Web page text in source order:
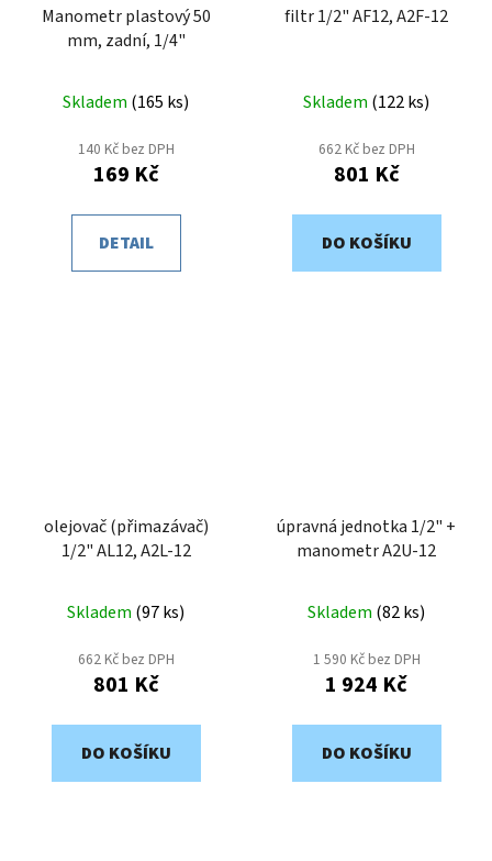
Manometr plastový 50
mm, zadní, 1/4"
Skladem (165 ks)
140 Kč bez DPH
169 Kč
DETAIL
filtr 1/2" AF12, A2F-12
Skladem (122 ks)
662 Kč bez DPH
801 Kč
DO KOŠÍKU
olejovač (přimazávač)
1/2" AL12, A2L-12
Skladem (97 ks)
662 Kč bez DPH
801 Kč
DO KOŠÍKU
úpravná jednotka 1/2" +
manometr A2U-12
Skladem (82 ks)
1 590 Kč bez DPH
1 924 Kč
DO KOŠÍKU